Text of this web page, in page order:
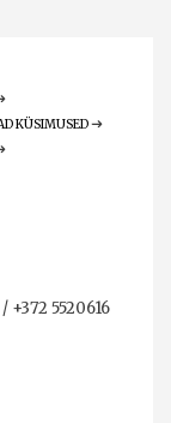
KÜSIMUSED
+372 5520616